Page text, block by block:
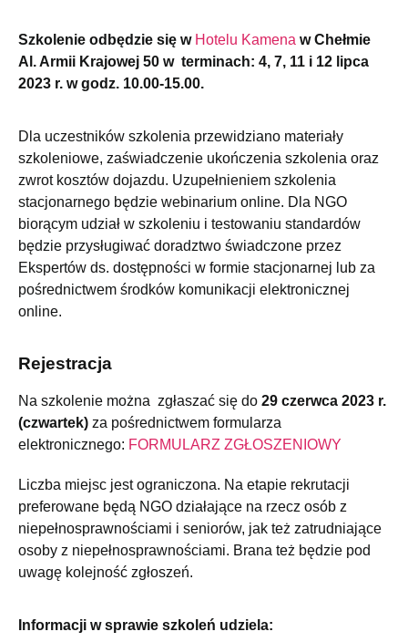
Szkolenie odbędzie się w Hotelu Kamena w Chełmie
Al. Armii Krajowej 50 w terminach: 4, 7, 11 i 12 lipca
2023 r. w godz. 10.00-15.00.
Dla uczestników szkolenia przewidziano materiały
szkoleniowe, zaświadczenie ukończenia szkolenia oraz
zwrot kosztów dojazdu. Uzupełnieniem szkolenia
stacjonarnego będzie webinarium online. Dla NGO
biorącym udział w szkoleniu i testowaniu standardów
będzie przysługiwać doradztwo świadczone przez
Ekspertów ds. dostępności w formie stacjonarnej lub za
pośrednictwem środków komunikacji elektronicznej
online.
Rejestracja
Na szkolenie można zgłaszać się do 29 czerwca 2023 r.
(czwartek) za pośrednictwem formularza
elektronicznego: FORMULARZ ZGŁOSZENIOWY
Liczba miejsc jest ograniczona. Na etapie rekrutacji
preferowane będą NGO działające na rzecz osób z
niepełnosprawnościami i seniorów, jak też zatrudniające
osoby z niepełnosprawnościami. Brana też będzie pod
uwagę kolejność zgłoszeń.
Informacji w sprawie szkoleń udziela: